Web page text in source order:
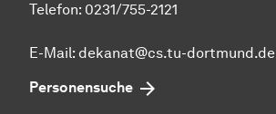
Telefon: 0231/755-2121
E-Mail: dekanat@cs.tu-dortmund.de
Personensuche